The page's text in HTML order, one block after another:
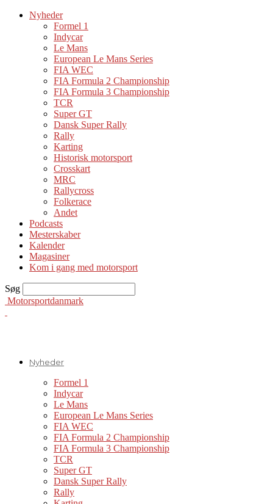
Nyheder
Formel 1
Indycar
Le Mans
European Le Mans Series
FIA WEC
FIA Formula 2 Championship
FIA Formula 3 Championship
TCR
Super GT
Dansk Super Rally
Rally
Karting
Historisk motorsport
Crosskart
MRC
Rallycross
Folkerace
Andet
Podcasts
Mesterskaber
Kalender
Magasiner
Kom i gang med motorsport
Søg
Motorsportdanmark
Nyheder
Formel 1
Indycar
Le Mans
European Le Mans Series
FIA WEC
FIA Formula 2 Championship
FIA Formula 3 Championship
TCR
Super GT
Dansk Super Rally
Rally